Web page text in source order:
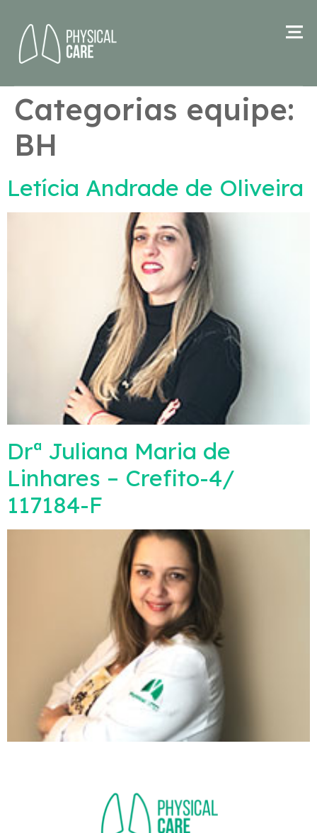
Categorias equipe:
BH
Letícia Andrade de Oliveira
Drª Juliana Maria de
Linhares – Crefito-4/
117184-F